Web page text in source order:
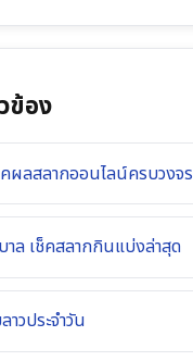
ข้อง
คผลสลากออนไลน์ครบวงจร
าล เช็คสลากกินแบ่งล่าสุด
วประจำวัน